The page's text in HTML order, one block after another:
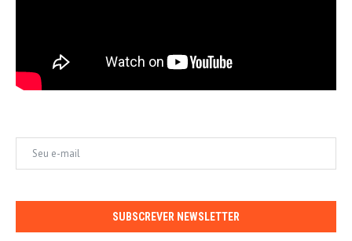
SUBSCREVER NEWSLETTER